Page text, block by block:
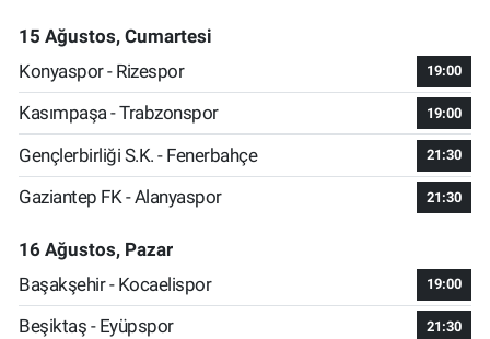
15 Ağustos, Cumartesi
Konyaspor - Rizespor
19:00
Kasımpaşa - Trabzonspor 19:00
Gençlerbirliği S.K. - Fenerbahçe 21:30
Gaziantep FK - Alanyaspor 21:30
16 Ağustos, Pazar
Başakşehir - Kocaelispor
19:00
Beşiktaş - Eyüpspor 21:30